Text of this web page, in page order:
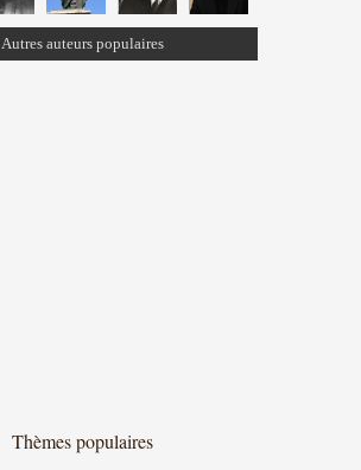
Autres auteurs populaires
Thèmes populaires